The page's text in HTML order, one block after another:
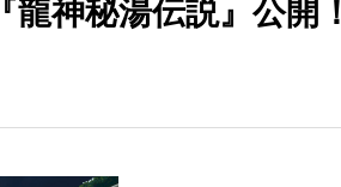
神秘湯伝説』公開！